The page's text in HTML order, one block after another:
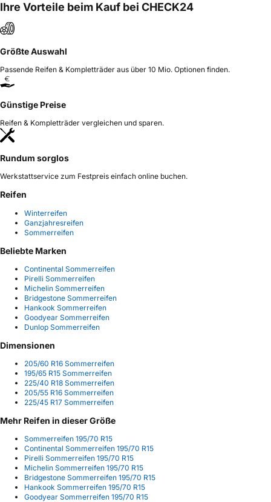
Ihre Vorteile beim Kauf bei CHECK24
Größte Auswahl
Passende Reifen & Kompletträder aus über 10 Mio. Optionen finden.
Günstige Preise
Reifen & Kompletträder vergleichen und sparen.
Rundum sorglos
Werkstattservice zum Festpreis einfach online buchen.
Reifen
Winterreifen
Ganzjahresreifen
Sommerreifen
Beliebte Marken
Continental Sommerreifen
Pirelli Sommerreifen
Michelin Sommerreifen
Bridgestone Sommerreifen
Hankook Sommerreifen
Goodyear Sommerreifen
Dunlop Sommerreifen
Dimensionen
205/60 R16 Sommerreifen
195/65 R15 Sommerreifen
225/40 R18 Sommerreifen
205/55 R16 Sommerreifen
225/45 R17 Sommerreifen
Mehr Reifen in dieser Größe
Sommerreifen 195/70 R15
Continental Sommerreifen 195/70 R15
Pirelli Sommerreifen 195/70 R15
Michelin Sommerreifen 195/70 R15
Bridgestone Sommerreifen 195/70 R15
Hankook Sommerreifen 195/70 R15
Goodyear Sommerreifen 195/70 R15